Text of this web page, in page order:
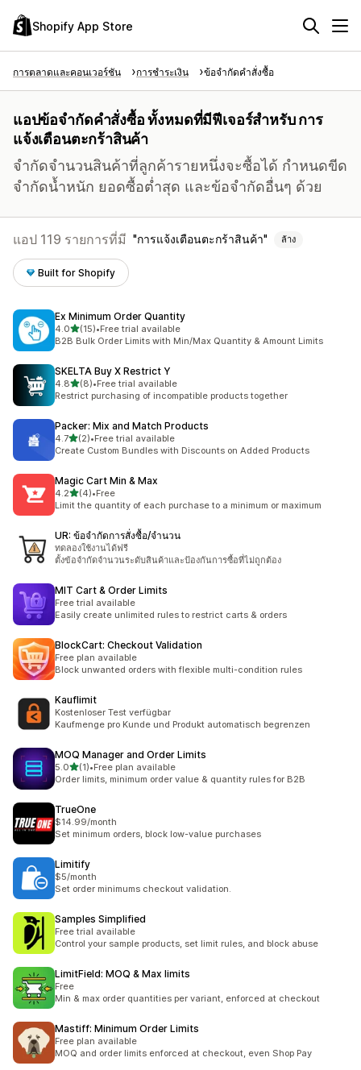
Shopify App Store
การตลาดและคอนเวอร์ชัน การชำระเงิน ข้อจำกัดคำสั่งซื้อ
แอปข้อจำกัดคำสั่งซื้อ ทั้งหมดที่มีฟีเจอร์สำหรับ การ
แจ้งเตือนตะกร้าสินค้า
จำกัดจำนวนสินค้าที่ลูกค้ารายหนึ่งจะซื้อได้ กำหนดขีด
จำกัดน้ำหนัก ยอดซื้อต่ำสุด และข้อจำกัดอื่นๆ ด้วย
แอป 119 รายการที่มี การแจ้งเตือนตะกร้าสินค้า ล้าง
Built for Shopify
Ex Minimum Order Quantity
4.0เต็ม 5 ดาว
(15)
ทั้งหมด 15 รีวิว
•Free trial available
B2B Bulk Order Limits with Min/Max Quantity & Amount Limits
SKELTA Buy X Restrict Y
4.8เต็ม 5 ดาว
(8)
ทั้งหมด 8 รีวิว
•Free trial available
Restrict purchasing of incompatible products together
Packer: Mix and Match Products
4.7เต็ม 5 ดาว
(2)
ทั้งหมด 2 รีวิว
•Free trial available
Create Custom Bundles with Discounts on Added Products
Magic Cart Min & Max
4.2เต็ม 5 ดาว
(4)
ทั้งหมด 4 รีวิว
•Free
Limit the quantity of each purchase to a minimum or maximum
UR: ข้อจำกัดการสั่งซื้อ/จำนวน
ทดลองใช้งานได้ฟรี
ตั้งข้อจำกัดจำนวนระดับสินค้าและป้องกันการซื้อที่ไม่ถูกต้อง
MIT Cart & Order Limits
Free trial available
Easily create unlimited rules to restrict carts & orders
BlockCart: Checkout Validation
Free plan available
Block unwanted orders with flexible multi-condition rules
Kauflimit
Kostenloser Test verfügbar
Kaufmenge pro Kunde und Produkt automatisch begrenzen
MOQ Manager and Order Limits
5.0เต็ม 5 ดาว
(1)
ทั้งหมด 1 รีวิว
•Free plan available
Order limits, minimum order value & quantity rules for B2B
TrueOne
$14.99/month
Set minimum orders, block low-value purchases
Limitify
$5/month
Set order minimums checkout validation.
Samples Simplified
Free trial available
Control your sample products, set limit rules, and block abuse
LimitField: MOQ & Max limits
Free
Min & max order quantities per variant, enforced at checkout
Mastiff: Minimum Order Limits
Free plan available
MOQ and order limits enforced at checkout, even Shop Pay